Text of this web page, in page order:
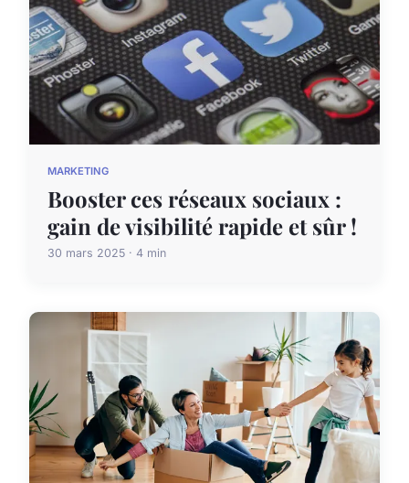
MARKETING
Booster ces réseaux sociaux :
gain de visibilité rapide et sûr !
30 mars 2025 · 4 min